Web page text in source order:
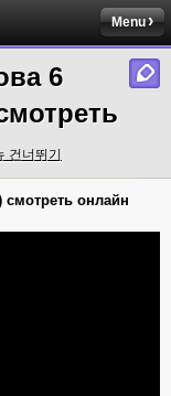
Menu
6
건너뛰기
онлайн